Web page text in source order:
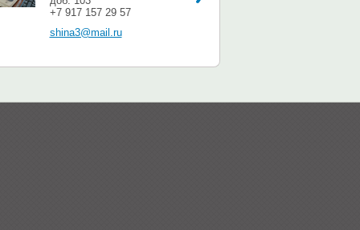
+7 917 157 29 57
shina3@mail.ru